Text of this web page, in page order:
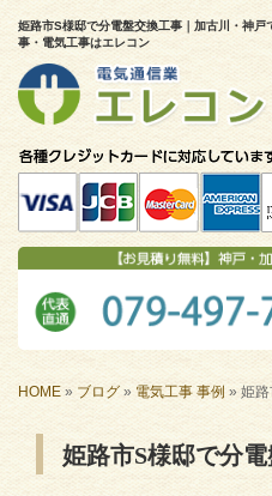
姫路市S様邸で分電盤交換工事｜加古川・神戸
事・電気工事はエレコン
HOME » ブログ » 電気工事 事例 » 姫
姫路市S様邸で分